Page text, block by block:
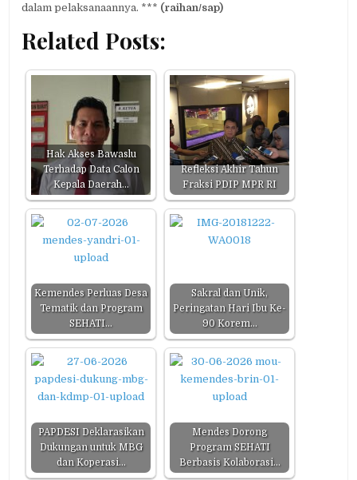
dalam pelaksanaannya. *** (raihan/sap)
Related Posts:
Hak Akses Bawaslu
Terhadap Data Calon
Kepala Daerah…
Refleksi Akhir Tahun
Fraksi PDIP MPR RI
Kemendes Perluas Desa
Tematik dan Program
SEHATI…
Sakral dan Unik,
Peringatan Hari Ibu Ke-
90 Korem…
PAPDESI Deklarasikan
Dukungan untuk MBG
dan Koperasi…
Mendes Dorong
Program SEHATI
Berbasis Kolaborasi…